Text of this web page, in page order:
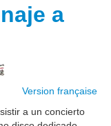
a
Version française
a un concierto